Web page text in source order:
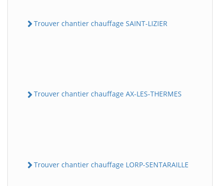
Trouver chantier chauffage SAINT-LIZIER
Trouver chantier chauffage AX-LES-THERMES
Trouver chantier chauffage LORP-SENTARAILLE